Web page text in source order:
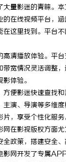
大量影迷的青睐。
的在线视频平台，
在这里找到。平台
高清播放体验。平
带宽情况灵活调整
体验。
方便影迷快速查找
主演、导演等多维
，享受个性化服务
网在影视版权方面
全政策，搭建安全
影网开发了专属